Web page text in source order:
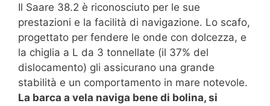
Il Saare 38.2 è riconosciuto per le sue
prestazioni e la facilità di navigazione. Lo scafo,
progettato per fendere le onde con dolcezza, e
la chiglia a L da 3 tonnellate (il 37% del
dislocamento) gli assicurano una grande
stabilità e un comportamento in mare notevole.
La barca a vela naviga bene di bolina, si